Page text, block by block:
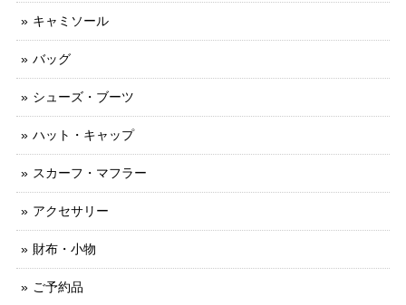
キャミソール
バッグ
シューズ・ブーツ
ハット・キャップ
スカーフ・マフラー
アクセサリー
財布・小物
ご予約品